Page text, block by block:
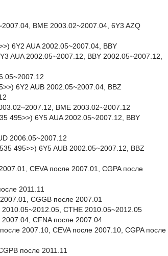
BME 2003.02~2007.04, 6Y3 AZQ
6Y2 AUA 2002.05~2007.04, BBY
AUA 2002.05~2007.12, BBY 2002.05~2007.12,
6Y2 AUB 2002.05~2007.04, BBZ
BME 2003.02~2007.12
495>>) 6Y5 AUA 2002.05~2007.12, BBY
2006.05~2007.12
495>>) 6Y5 AUB 2002.05~2007.12, BBZ
CEVA после 2007.01, CGPA после
2011.11
CGGB после 2007.01
CTHE 2010.05~2012.05
CFNA после 2007.04
2007.10, CEVA после 2007.10, CGPA после
после 2011.11